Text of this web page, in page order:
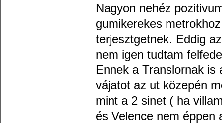
Nagyon nehéz
gumikerekes
terjesztgetnek. Eddig
nem igen tudtam
Ennek a Translornak is
vájatot az ut közepén
mint a 2 sinet ( ha
és Velence nem éppen